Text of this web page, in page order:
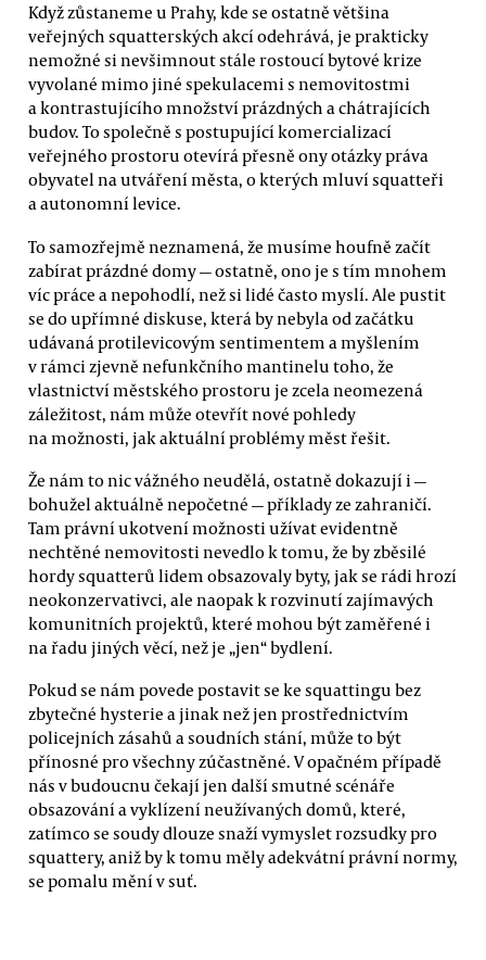
Když zůstaneme u Prahy, kde se ostatně většina
veřejných squatterských akcí odehrává, je prakticky
nemožné si nevšimnout stále rostoucí bytové krize
vyvolané mimo jiné spekulacemi s nemovitostmi
a kontrastujícího množství prázdných a chátrajících
budov. To společně s postupující komercializací
veřejného prostoru otevírá přesně ony otázky práva
obyvatel na utváření města, o kterých mluví squatteři
a autonomní levice.
To samozřejmě neznamená, že musíme houfně začít
zabírat prázdné domy — ostatně, ono je s tím mnohem
víc práce a nepohodlí, než si lidé často myslí. Ale pustit
se do upřímné diskuse, která by nebyla od začátku
udávaná protilevicovým sentimentem a myšlením
v rámci zjevně nefunkčního mantinelu toho, že
vlastnictví městského prostoru je zcela neomezená
záležitost, nám může otevřít nové pohledy
na možnosti, jak aktuální problémy měst řešit.
Že nám to nic vážného neudělá, ostatně dokazují i —
bohužel aktuálně nepočetné — příklady ze zahraničí.
Tam právní ukotvení možnosti užívat evidentně
nechtěné nemovitosti nevedlo k tomu, že by zběsilé
hordy squatterů lidem obsazovaly byty, jak se rádi hrozí
neokonzervativci, ale naopak k rozvinutí zajímavých
komunitních projektů, které mohou být zaměřené i
na řadu jiných věcí, než je „jen“ bydlení.
Pokud se nám povede postavit se ke squattingu bez
zbytečné hysterie a jinak než jen prostřednictvím
policejních zásahů a soudních stání, může to být
přínosné pro všechny zúčastněné. V opačném případě
nás v budoucnu čekají jen další smutné scénáře
obsazování a vyklízení neužívaných domů, které,
zatímco se soudy dlouze snaží vymyslet rozsudky pro
squattery, aniž by k tomu měly adekvátní právní normy,
se pomalu mění v suť.